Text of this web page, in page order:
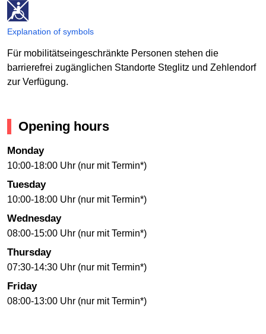
Explanation of symbols
Für mobilitätseingeschränkte Personen stehen die
barrierefrei zugänglichen Standorte Steglitz und Zehlendorf
zur Verfügung.
Opening hours
Monday
10:00-18:00 Uhr (nur mit Termin*)
Tuesday
10:00-18:00 Uhr (nur mit Termin*)
Wednesday
08:00-15:00 Uhr (nur mit Termin*)
Thursday
07:30-14:30 Uhr (nur mit Termin*)
Friday
08:00-13:00 Uhr (nur mit Termin*)